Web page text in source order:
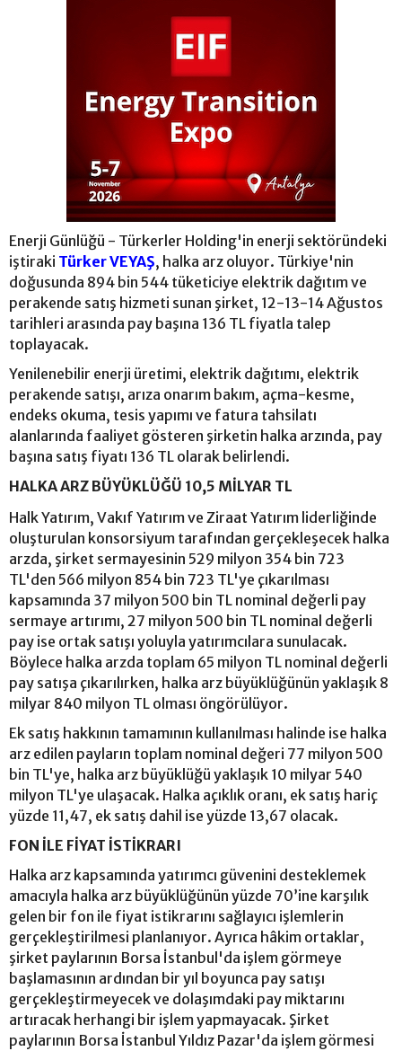
Enerji Günlüğü - Türkerler Holding'in enerji sektöründeki
iştiraki Türker VEYAŞ, halka arz oluyor. Türkiye'nin
doğusunda 894 bin 544 tüketiciye elektrik dağıtım ve
perakende satış hizmeti sunan şirket, 12-13-14 Ağustos
tarihleri arasında pay başına 136 TL fiyatla talep
toplayacak.
Yenilenebilir enerji üretimi, elektrik dağıtımı, elektrik
perakende satışı, arıza onarım bakım, açma-kesme,
endeks okuma, tesis yapımı ve fatura tahsilatı
alanlarında faaliyet gösteren şirketin halka arzında, pay
başına satış fiyatı 136 TL olarak belirlendi.
HALKA ARZ BÜYÜKLÜĞÜ 10,5 MİLYAR TL
Halk Yatırım, Vakıf Yatırım ve Ziraat Yatırım liderliğinde
oluşturulan konsorsiyum tarafından gerçekleşecek halka
arzda, şirket sermayesinin 529 milyon 354 bin 723
TL'den 566 milyon 854 bin 723 TL'ye çıkarılması
kapsamında 37 milyon 500 bin TL nominal değerli pay
sermaye artırımı, 27 milyon 500 bin TL nominal değerli
pay ise ortak satışı yoluyla yatırımcılara sunulacak.
Böylece halka arzda toplam 65 milyon TL nominal değerli
pay satışa çıkarılırken, halka arz büyüklüğünün yaklaşık 8
milyar 840 milyon TL olması öngörülüyor.
Ek satış hakkının tamamının kullanılması halinde ise halka
arz edilen payların toplam nominal değeri 77 milyon 500
bin TL'ye, halka arz büyüklüğü yaklaşık 10 milyar 540
milyon TL'ye ulaşacak. Halka açıklık oranı, ek satış hariç
yüzde 11,47, ek satış dahil ise yüzde 13,67 olacak.
FON İLE FİYAT İSTİKRARI
Halka arz kapsamında yatırımcı güvenini desteklemek
amacıyla halka arz büyüklüğünün yüzde 70’ine karşılık
gelen bir fon ile fiyat istikrarını sağlayıcı işlemlerin
gerçekleştirilmesi planlanıyor. Ayrıca hâkim ortaklar,
şirket paylarının Borsa İstanbul'da işlem görmeye
başlamasının ardından bir yıl boyunca pay satışı
gerçekleştirmeyecek ve dolaşımdaki pay miktarını
artıracak herhangi bir işlem yapmayacak. Şirket
paylarının Borsa İstanbul Yıldız Pazar'da işlem görmesi